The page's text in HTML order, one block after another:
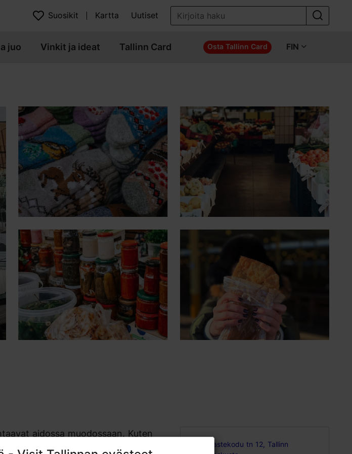
Suosikit Kartta Uutiset
juo Vinkit ja ideat Tallinn Card Osta Tallinn Card FIN
aidossa muodossaan. Kuten
ihmisiä runsaalla valikoimallaan jo
Lastekodu tn 12, Tallinn